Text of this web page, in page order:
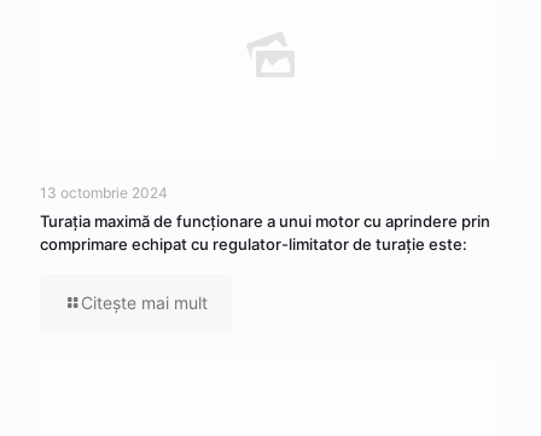
13 octombrie 2024
Turația maximă de funcționare a unui motor cu aprindere prin
comprimare echipat cu regulator-limitator de turație este:
Citeşte mai mult